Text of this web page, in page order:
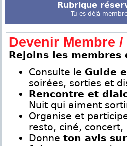
Rubrique
Tu es déjà
Devenir Membre
Rejoins les
Consulte le Guide
soirées, sorties et
Rencontre et
Nuit qui aiment
Organise et
resto, ciné, concert,
Donne ton avis